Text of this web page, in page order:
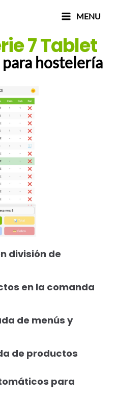
MainMENU
7 Tablet
hostelería
división de
en la comanda
de menús y
de productos
para